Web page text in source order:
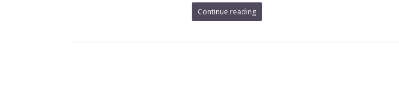
Continue reading